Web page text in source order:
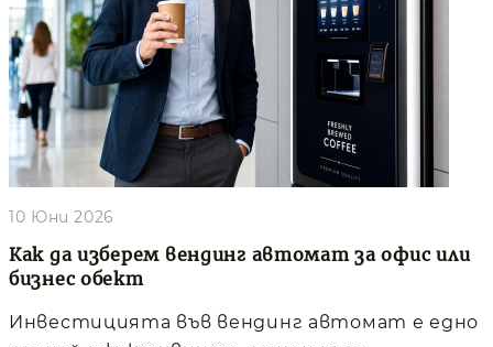
Как да изберем вендинг автомат за офис или
бизнес обект
10 Юни 2026
Инвестицията във вендинг автомат е едно